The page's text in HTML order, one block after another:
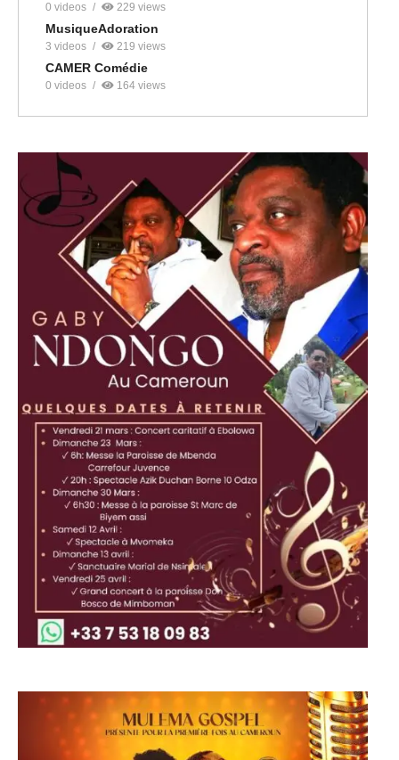
0 videos 229 views
MusiqueAdoration
3 videos 219 views
CAMER Comédie
0 videos 164 views